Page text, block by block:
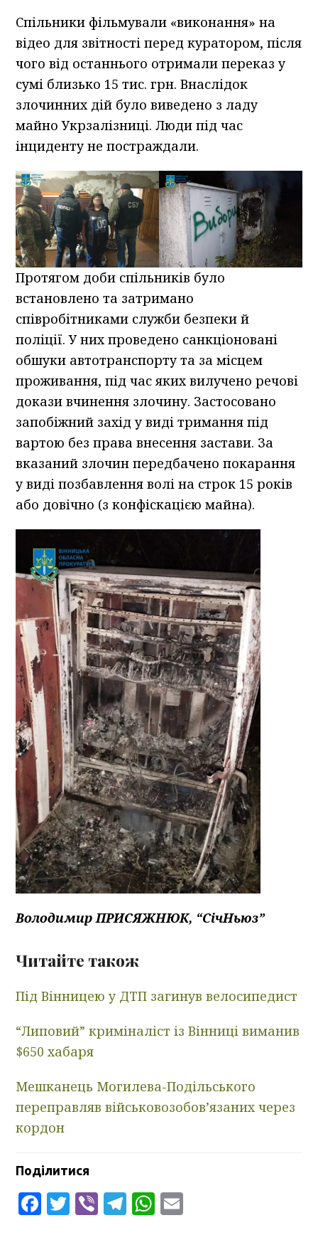
Спільники фільмували «виконання» на
відео для звітності перед куратором, після
чого від останнього отримали переказ у
сумі близько 15 тис. грн. Внаслідок
злочинних дій було виведено з ладу
майно Укрзалізниці. Люди під час
інциденту не постраждали.
Протягом доби спільників було
встановлено та затримано
співробітниками служби безпеки й
поліції. У них проведено санкціоновані
обшуки автотранспорту та за місцем
проживання, під час яких вилучено речові
докази вчинення злочину. Застосовано
запобіжний захід у виді тримання під
вартою без права внесення застави. За
вказаний злочин передбачено покарання
у виді позбавлення волі на строк 15 років
або довічно (з конфіскацією майна).
Володимир ПРИСЯЖНЮК, “СічНьюз”
Читайте також
Під Вінницею у ДТП загинув велосипедист
“Липовий” криміналіст із Вінниці виманив
$650 хабаря
Мешканець Могилева-Подільського
переправляв військовозобов’язаних через
кордон
Поділитися
Facebook
Twitter
ViberTelegram
WhatsApp